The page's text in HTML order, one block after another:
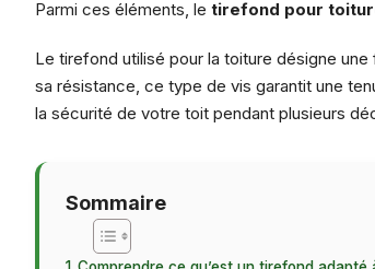
Parmi ces éléments, le tirefond pour
Le tirefond utilisé pour la toiture désigne
sa résistance, ce type de vis garantit une
la sécurité de votre toit pendant plusieurs
Sommaire